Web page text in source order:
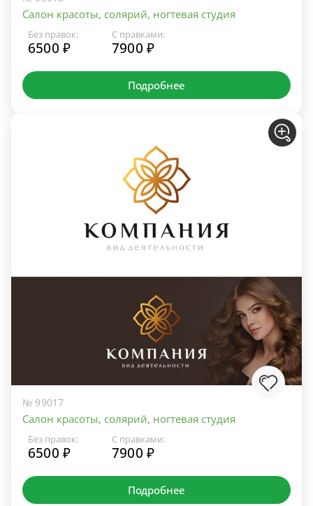
Салон красоты, солярий, ногтевая студия
Без правок:
6500 ₽
С правками:
7900 ₽
Подробнее
№ 99017
Салон красоты, солярий, ногтевая студия
Без правок:
6500 ₽
С правками:
7900 ₽
Подробнее